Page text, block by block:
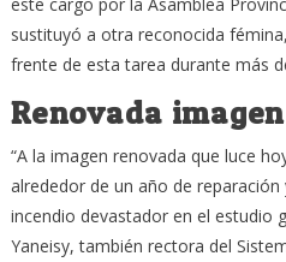
sustituyó a otra reconocida
frente de esta tarea durante más
Renovada
“A la imagen renovada que luce
alrededor de un año de
incendio devastador en el estudio
Yaneisy, también rectora del